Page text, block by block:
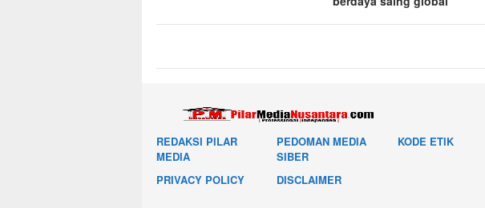
REDAKSI PILAR
MEDIA
PEDOMAN MEDIA
SIBER
KODE ETIK
PRIVACY POLICY DISCLAIMER